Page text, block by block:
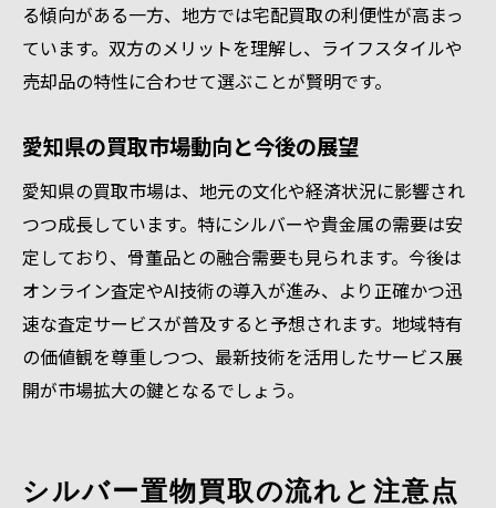
る傾向がある一方、地方では宅配買取の利便性が高まっ
ています。双方のメリットを理解し、ライフスタイルや
売却品の特性に合わせて選ぶことが賢明です。
愛知県の買取市場動向と今後の展望
愛知県の買取市場は、地元の文化や経済状況に影響され
つつ成長しています。特にシルバーや貴金属の需要は安
定しており、骨董品との融合需要も見られます。今後は
オンライン査定やAI技術の導入が進み、より正確かつ迅
速な査定サービスが普及すると予想されます。地域特有
の価値観を尊重しつつ、最新技術を活用したサービス展
開が市場拡大の鍵となるでしょう。
シルバー置物買取の流れと注意点